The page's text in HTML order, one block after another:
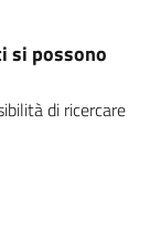
si possono
di ricercare